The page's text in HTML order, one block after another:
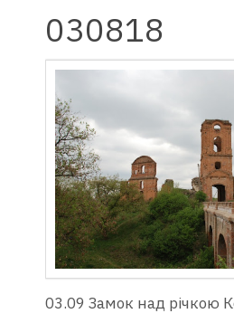
030818
03.09 Замок над річкою